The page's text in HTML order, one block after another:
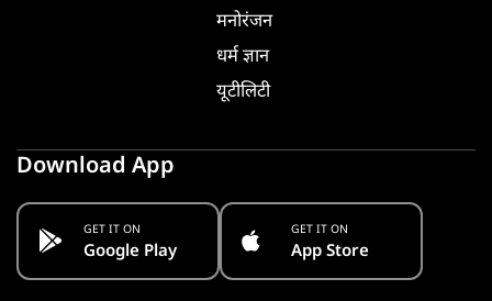
मनोरंजन
धर्म ज्ञान
यूटीलिटी
Download App
GET IT ON
Google Play
GET IT ON
App Store